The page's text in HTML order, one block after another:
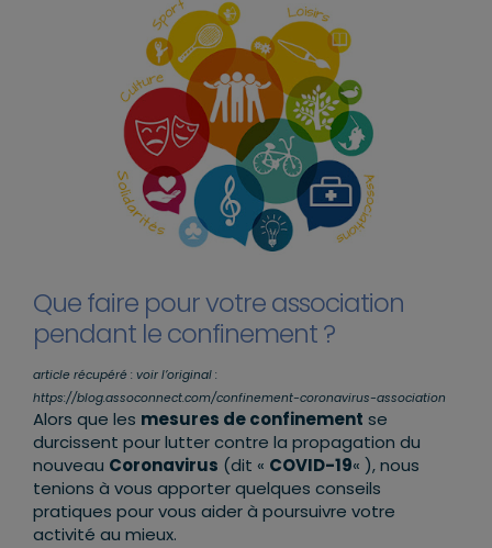
Que faire pour votre association
pendant le confinement ?
article récupéré : voir l’original :
https://blog.assoconnect.com/confinement-coronavirus-association
Alors que les mesures de confinement se
durcissent pour lutter contre la propagation du
nouveau Coronavirus (dit « COVID-19« ), nous
tenions à vous apporter quelques conseils
pratiques pour vous aider à poursuivre votre
activité au mieux.